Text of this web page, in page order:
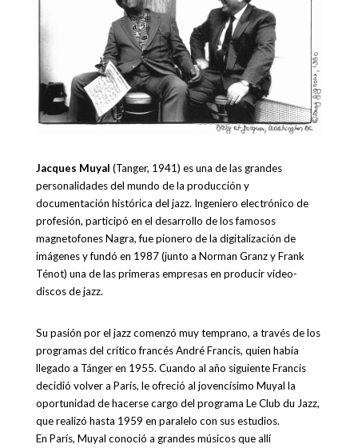
Jacques Muyal (Tanger, 1941) es una de las grandes
personalidades del mundo de la producción y
documentación histórica del jazz. Ingeniero electrónico de
profesión, participó en el desarrollo de los famosos
magnetofones Nagra, fue pionero de la digitalización de
imágenes y fundó en 1987 (junto a Norman Granz y Frank
Ténot) una de las primeras empresas en producir video-
discos de jazz.
Su pasión por el jazz comenzó muy temprano, a través de los
programas del crítico francés André Francis, quien había
llegado a Tánger en 1955. Cuando al año siguiente Francis
decidió volver a París, le ofreció al jovencísimo Muyal la
oportunidad de hacerse cargo del programa Le Club du Jazz,
que realizó hasta 1959 en paralelo con sus estudios.
En París, Muyal conoció a grandes músicos que allí